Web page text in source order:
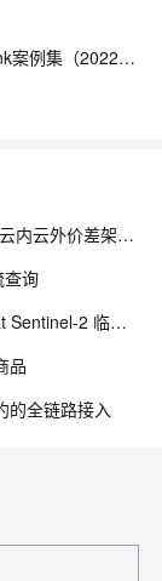
【藏经阁一起读（27）】本周推荐《Apache Flink案例集（2022版）》，你有哪些心得？
☁️《抖店API基础¥0.018/百次·增值¥0.05/百次：云内云外价差架构实战》（附Python源码）
查询
OPERA 陆地表面扰动警报（基于协调的 Landsat Sentinel-2 临时产品，版本 0）
品
的全链路接入